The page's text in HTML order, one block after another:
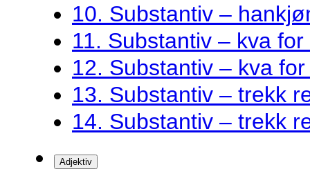
10. Substantiv –
11. Substantiv – kva
12. Substantiv – kva
13. Substantiv – trekk
14. Substantiv – trekk
Adjektiv